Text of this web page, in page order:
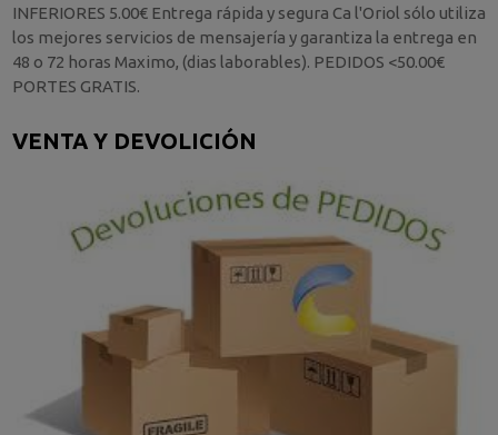
INFERIORES 5.00€ Entrega rápida y segura Ca l'Oriol sólo utiliza
los mejores servicios de mensajería y garantiza la entrega en
48 o 72 horas Maximo, (dias laborables). PEDIDOS <50.00€
PORTES GRATIS.
VENTA Y DEVOLICIÓN